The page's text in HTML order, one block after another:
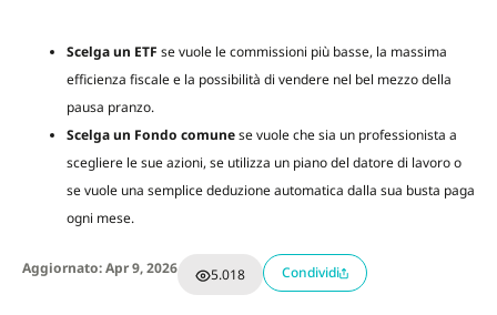
Scelga un ETF se vuole le commissioni più basse, la massima
efficienza fiscale e la possibilità di vendere nel bel mezzo della
pausa pranzo.
Scelga un Fondo comunese vuole che sia un professionista a
scegliere le sue azioni, se utilizza un piano del datore di lavoro o
se vuole una semplice deduzione automatica dalla sua busta paga
ogni mese.
Aggiornato: Apr 9, 2026 5.018 Condividi